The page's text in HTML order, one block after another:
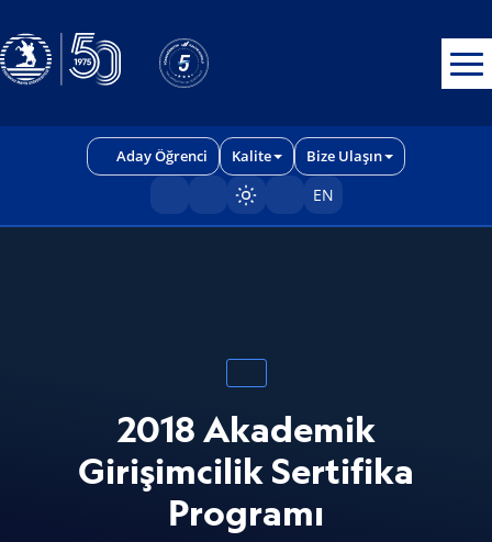
Aday Öğrenci Kalite Bize Ulaşın
Sayfayı karart/aç
EN
2018 Akademik
Girişimcilik Sertifika
Programı